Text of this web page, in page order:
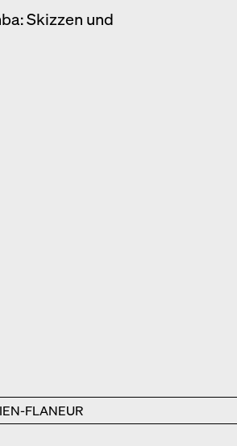
Skizzen und
FLANEUR